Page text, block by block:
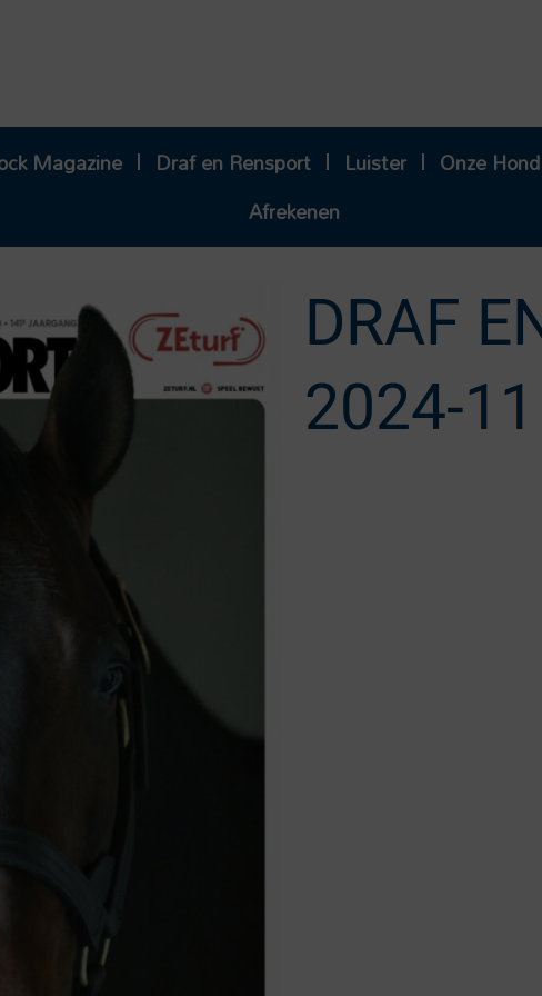
Magazine Draf en Rensport Luister Onze Hond
Afrekenen
DRAF
2024-11